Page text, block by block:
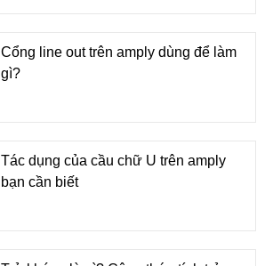
Cổng line out trên amply dùng để làm
gì?
Tác dụng của cầu chữ U trên amply
bạn cần biết